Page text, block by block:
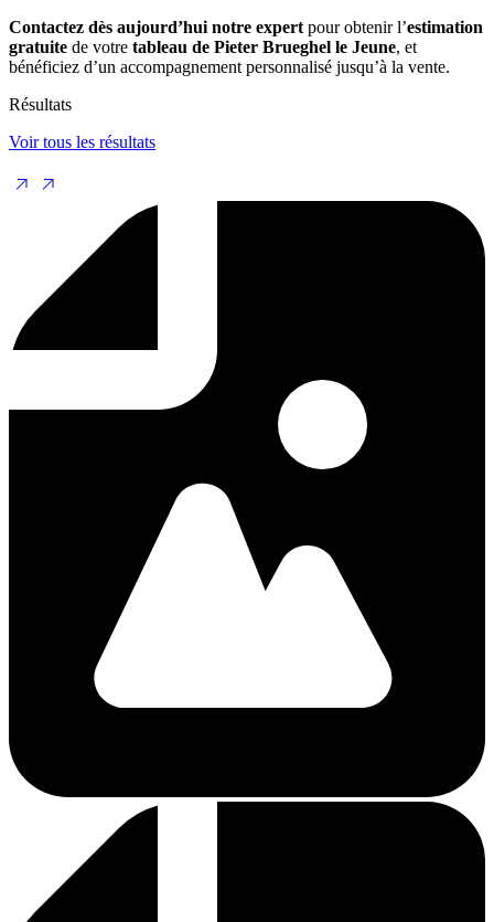
Contactez dès aujourd’hui notre expert pour obtenir l’estimation
gratuite de votre tableau de Pieter Brueghel le Jeune, et
bénéficiez d’un accompagnement personnalisé jusqu’à la vente.
Résultats
Voir tous les résultats